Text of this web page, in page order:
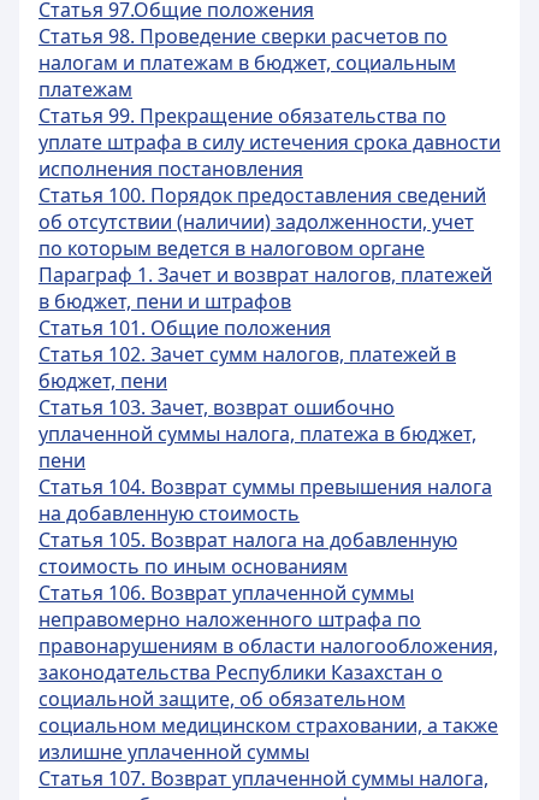
Статья 97.Общие положения
Статья 98. Проведение сверки расчетов по
налогам и платежам в бюджет, социальным
платежам
Статья 99. Прекращение обязательства по
уплате штрафа в силу истечения срока давности
исполнения постановления
Статья 100. Порядок предоставления сведений
об отсутствии (наличии) задолженности, учет
по которым ведется в налоговом органе
Параграф 1. Зачет и возврат налогов, платежей
в бюджет, пени и штрафов
Статья 101. Общие положения
Статья 102. Зачет сумм налогов, платежей в
бюджет, пени
Статья 103. Зачет, возврат ошибочно
уплаченной суммы налога, платежа в бюджет,
пени
Статья 104. Возврат суммы превышения налога
на добавленную стоимость
Статья 105. Возврат налога на добавленную
стоимость по иным основаниям
Статья 106. Возврат уплаченной суммы
неправомерно наложенного штрафа по
правонарушениям в области налогообложения,
законодательства Республики Казахстан о
социальной защите, об обязательном
социальном медицинском страховании, а также
излишне уплаченной суммы
Статья 107. Возврат уплаченной суммы налога,